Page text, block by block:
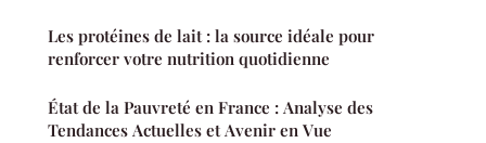
Les protéines de lait : la source idéale pour
renforcer votre nutrition quotidienne
État de la Pauvreté en France : Analyse des
Tendances Actuelles et Avenir en Vue